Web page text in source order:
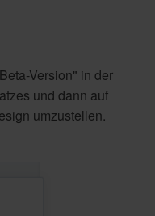
Version" in der
und dann auf
umzustellen.